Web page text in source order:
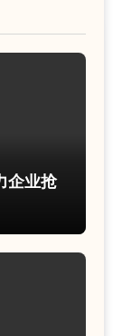
企业抢